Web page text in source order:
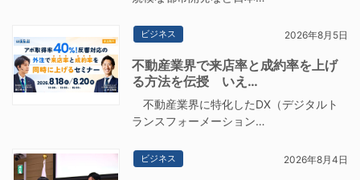
ビジネス 2026年8月5日
不動産業界で来店率と成約率を上げ
る方法を伝授 いえ…
不動産業界に特化したDX（デジタルト
ランスフォーメーション…
ビジネス 2026年8月4日